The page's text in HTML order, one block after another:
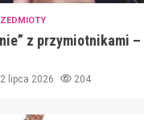
z przymiotnikami
lipca 2026 204